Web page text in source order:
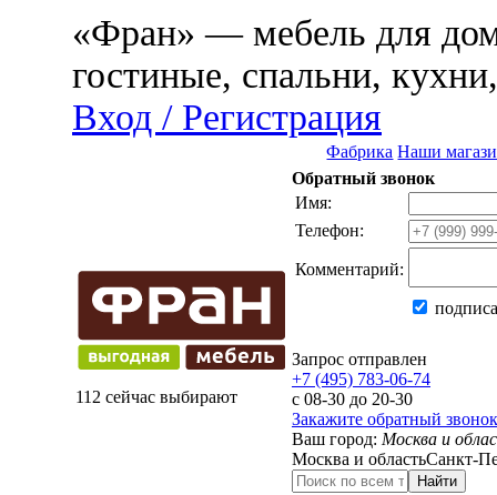
«Фран» — мебель для
гостиные, спальни,
Вход / Регистрация
Фабрика Наши
112 сейчас выбирают
Обратный звонок
Имя:
Телефон:
Комментарий:
Запрос отправлен
+7 (495) 783-06-74
с 08-30 до 20-30
Закажите обратный звонок
Ваш город: Москва и
Москва и областьСанкт-
Найти